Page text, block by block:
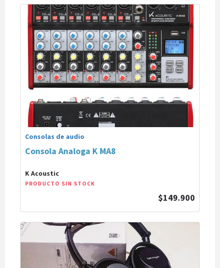
Consolas de audio
Consola Analoga K MA8
K Acoustic
PRODUCTO SIN STOCK
$149.900